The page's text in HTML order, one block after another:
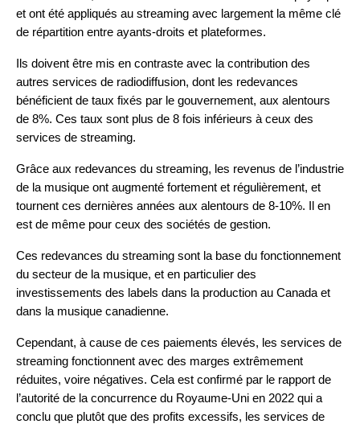
et ont été appliqués au streaming avec largement la même clé
de répartition entre ayants-droits et plateformes.
Ils doivent être mis en contraste avec la contribution des
autres services de radiodiffusion, dont les redevances
bénéficient de taux fixés par le gouvernement, aux alentours
de 8%. Ces taux sont plus de 8 fois inférieurs à ceux des
services de streaming.
Grâce aux redevances du streaming, les revenus de l’industrie
de la musique ont augmenté fortement et régulièrement, et
tournent ces dernières années aux alentours de 8-10%. Il en
est de même pour ceux des sociétés de gestion.
Ces redevances du streaming sont la base du fonctionnement
du secteur de la musique, et en particulier des
investissements des labels dans la production au Canada et
dans la musique canadienne.
Cependant, à cause de ces paiements élevés, les services de
streaming fonctionnent avec des marges extrêmement
réduites, voire négatives. Cela est confirmé par le rapport de
l’autorité de la concurrence du Royaume-Uni en 2022 qui a
conclu que plutôt que des profits excessifs, les services de